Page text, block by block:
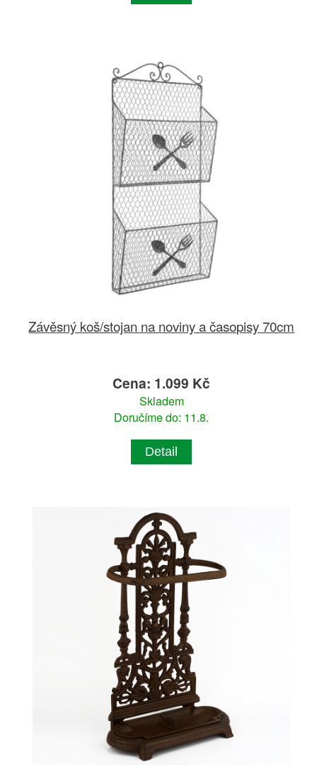
Závěsný koš/stojan na noviny a časopisy 70cm
Cena: 1.099 Kč
Skladem
Doručíme do: 11.8.
Detail